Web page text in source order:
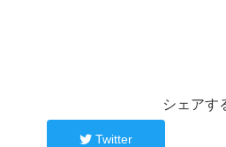
シェアす
Twitter